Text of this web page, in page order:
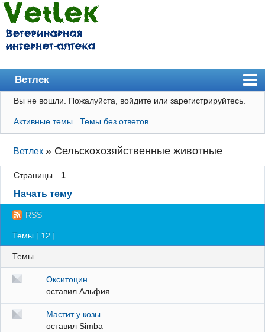
Ветлек
Главная
Пользователи
Правила
Поиск
Регистрация
Вход
Вы не вошли. Пожалуйста, войдите или зарегистрируйтесь.
Активные темы Темы без ответов
Ветлек » Сельскохозяйственные животные
Страницы 1
Начать тему
RSS
Темы [ 12 ]
Темы
Окситоцин
оставил Альфия
Мастит у козы
оставил Simba